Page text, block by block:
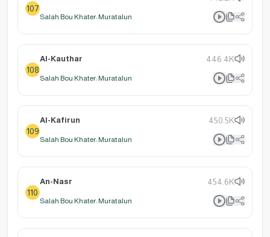
107
Salah Bou Khater: Muratalun
108
Al-Kauthar 446.4K
Salah Bou Khater: Muratalun
109
Al-Kafirun 450.5K
Salah Bou Khater: Muratalun
110
An-Nasr 454.6K
Salah Bou Khater: Muratalun